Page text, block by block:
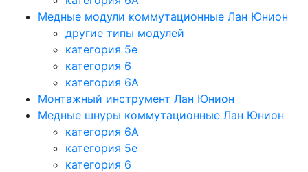
Медные модули коммутационные Лан Юнион
другие типы модулей
категория 5е
категория 6
категория 6A
Монтажный инструмент Лан Юнион
Медные шнуры коммутационные Лан Юнион
категория 6A
категория 5e
категория 6